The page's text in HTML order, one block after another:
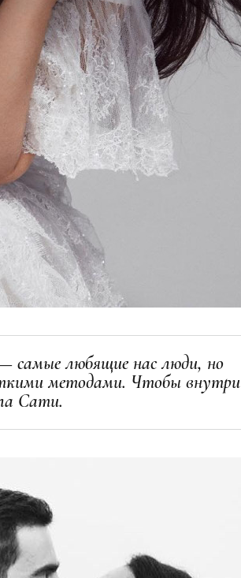
самые любящие нас люди, но
методами. Чтобы внутри
Сати.